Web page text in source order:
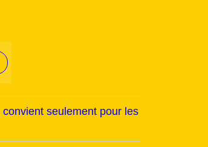
seulement pour les